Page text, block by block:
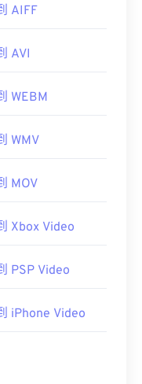
AIFF
AVI
WEBM
WMV
MOV
Xbox Video
PSP Video
iPhone Video